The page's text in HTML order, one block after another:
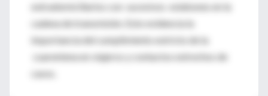
extradomiciliarios con sucesivos eslabones en la
cadena de transmisión. Esto evidencia la
importancia del cumplimiento estricto de la
cuarentena en viajeros y contactos estrechos de
casos.